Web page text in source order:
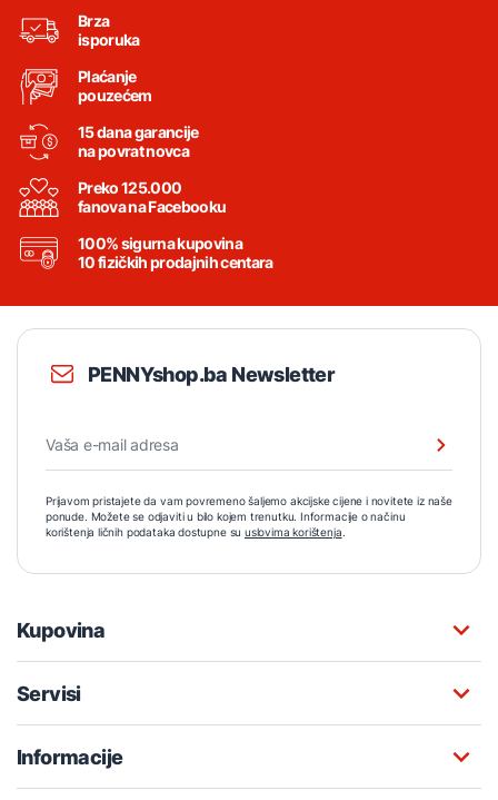
Brza
isporuka
Plaćanje
pouzećem
15 dana garancije
na povrat novca
Preko 125.000
fanova na Facebooku
100% sigurna kupovina
10 fizičkih prodajnih centara
PENNYshop.ba Newsletter
Prijavom pristajete da vam povremeno šaljemo akcijske cijene i novitete iz naše
ponude. Možete se odjaviti u bilo kojem trenutku. Informacije o načinu
korištenja ličnih podataka dostupne su uslovima korištenja.
Kupovina
Servisi
Informacije